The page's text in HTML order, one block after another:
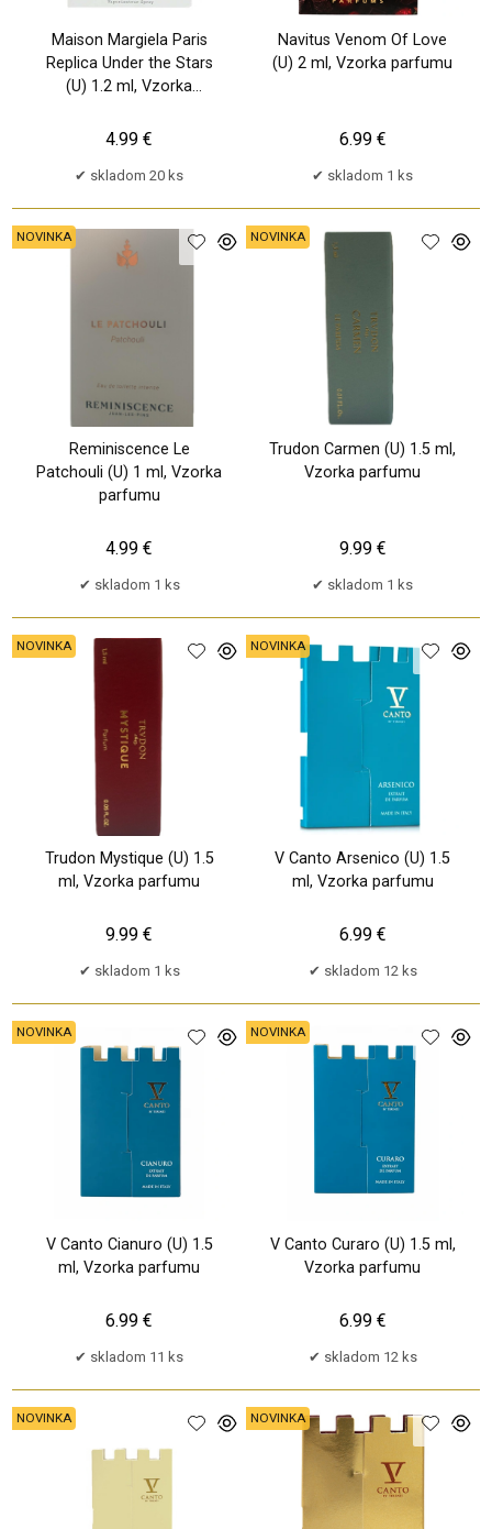
Maison Margiela Paris
Replica Under the Stars
(U) 1.2 ml, Vzorka
skladom 20 ks
4.99 €
Navitus Venom Of Love
(U) 2 ml, Vzorka parfumu
skladom 1 ks
6.99 €
Reminiscence Le
Patchouli (U) 1 ml, Vzorka
parfumu
NOVINKA
skladom 1 ks
4.99 €
Trudon Carmen (U) 1.5 ml,
Vzorka parfumu
NOVINKA
skladom 1 ks
9.99 €
Trudon Mystique (U) 1.5
ml, Vzorka parfumu
NOVINKA
skladom 1 ks
9.99 €
V Canto Arsenico (U) 1.5
ml, Vzorka parfumu
NOVINKA
skladom 12 ks
6.99 €
V Canto Cianuro (U) 1.5
ml, Vzorka parfumu
NOVINKA
skladom 11 ks
6.99 €
V Canto Curaro (U) 1.5 ml,
Vzorka parfumu
NOVINKA
skladom 12 ks
6.99 €
NOVINKA NOVINKA